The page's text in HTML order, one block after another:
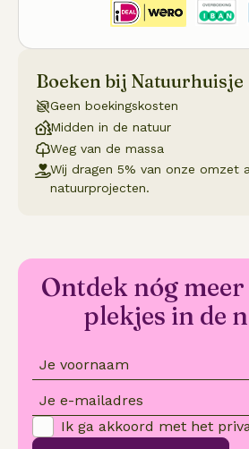
Boeken bij Natuurhuisje
Geen boekingskosten
Midden in de natuur
Weg van de massa
Wij dragen 5% van onze omzet
natuurprojecten.
Ontdek nóg
plekjes in de
Je voornaam
Je e-mailadres
Ik ga akkoord met het